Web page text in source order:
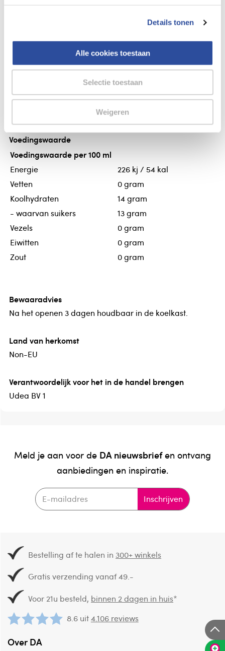
Details tonen
Alle cookies toestaan
Selectie toestaan
Weigeren
Gegevens
Biona Kersensap bio
Biona Kersensap
Ingrediënten
100% Kersensap (Zonder concentraat)* *biologisch
Voedingswaarde
Voedingswaarde per 100 ml
Energie
226 kj / 54 kal
Vetten
0 gram
Koolhydraten
14 gram
- waarvan suikers
13 gram
Vezels
0 gram
Eiwitten
0 gram
Zout
0 gram
Bewaaradvies
Na het openen 3 dagen houdbaar in de koelkast.
Land van herkomst
Non-EU
Verantwoordelijk voor het in de handel brengen
Udea BV 1
Meld je aan voor de DA nieuwsbriefen ontvang
aanbiedingen en inspiratie.
Inschrijven
Bestelling af te halen in300+ winkels
Gratis verzending vanaf 49.-
Voor 21u besteld, binnen 2 dagen in huis*
8.6 uit4.106 reviews
Over DA